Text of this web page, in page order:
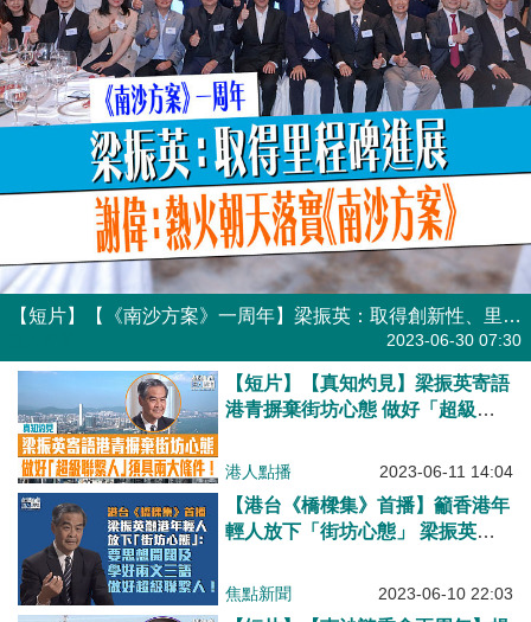
【短片】【《南沙方案》一周年】梁振英：取得創新性、里程碑進展 謝偉：冀熱火朝天落實《南沙方案》
2023-06-30 07:30
【短片】【真知灼見】梁振英寄語
港青摒棄街坊心態 做好「超級聯
港人點播 2023-06-11 14:04
【港台《橋樑集》首播】籲香港年
輕人放下「街坊心態」 梁振英寄
做好超級聯繫人！
焦點新聞 2023-06-10 22:03